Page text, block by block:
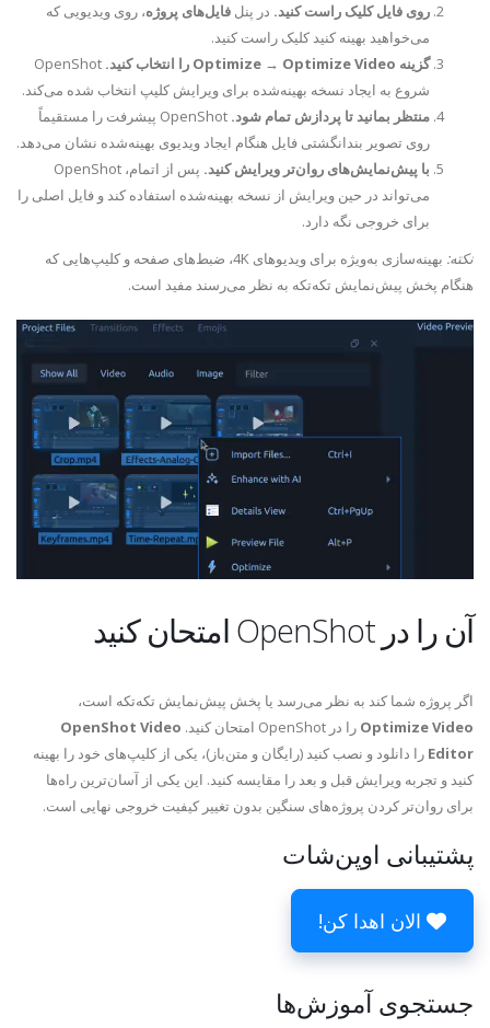
روی فایل کلیک راست کنید. در پنل فایل‌های پروژه، روی ویدیویی که
می‌خواهید بهینه کنید کلیک راست کنید.
گزینه Optimize → Optimize Video را انتخاب کنید.
OpenShot
شروع به ایجاد نسخه بهینه‌شده برای ویرایش کلیپ انتخاب شده می‌کند.
منتظر بمانید تا پردازش تمام شود.
OpenShot پیشرفت را مستقیماً
روی تصویر بندانگشتی فایل هنگام ایجاد ویدیوی بهینه‌شده نشان می‌دهد.
با پیش‌نمایش‌های روان‌تر ویرایش کنید.
پس از اتمام، OpenShot
می‌تواند در حین ویرایش از نسخه بهینه‌شده استفاده کند و فایل اصلی را
برای خروجی نگه دارد.
نکته:
بهینه‌سازی به‌ویژه برای ویدیوهای 4K، ضبط‌های صفحه و کلیپ‌هایی که
هنگام پخش پیش‌نمایش تکه‌تکه به نظر می‌رسند مفید است.
آن را در OpenShot امتحان کنید
اگر پروژه شما کند به نظر می‌رسد یا پخش پیش‌نمایش تکه‌تکه است،
Optimize Video را در OpenShot امتحان کنید.
OpenShot Video
Editor را دانلود و نصب کنید (رایگان و متن‌باز)، یکی از کلیپ‌های خود را بهینه
کنید و تجربه ویرایش قبل و بعد را مقایسه کنید. این یکی از آسان‌ترین راه‌ها
برای روان‌تر کردن پروژه‌های سنگین بدون تغییر کیفیت خروجی نهایی است.
پشتیبانی اوپن‌شات
الان اهدا کن!
جستجوی آموزش‌ها